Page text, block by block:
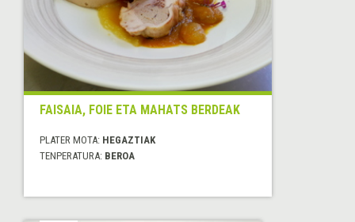
FAISAIA, FOIE ETA MAHATS BERDEAK
PLATER MOTA: HEGAZTIAK
TENPERATURA: BEROA